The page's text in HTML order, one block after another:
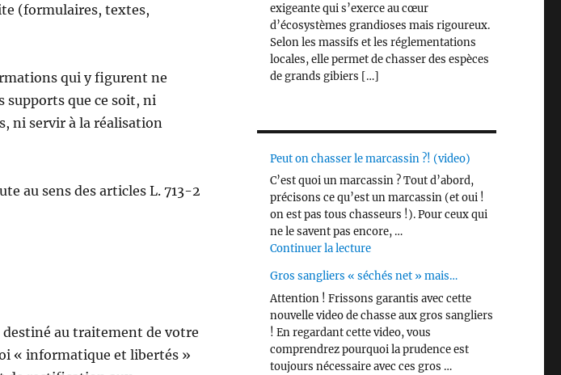
(formulaires, textes,
qui y figurent ne
supports que ce soit, ni
ni servir à la réalisation
au sens des articles L. 713-2
au traitement de votre
« informatique et libertés »
exigeante qui s’exerce au cœur
d’écosystèmes grandioses mais rigoureux.
Selon les massifs et les réglementations
locales, elle permet de chasser des espèces
de grands gibiers […]
Peut on chasser le marcassin ?! (video)
C’est quoi un marcassin ? Tout d’abord,
précisons ce qu’est un marcassin (et oui !
on est pas tous chasseurs !). Pour ceux qui
ne le savent pas encore, …
Continuer la lecturede « Peut on chasser le marcassin ?!
Gros sangliers « séchés net » mais…
Attention ! Frissons garantis avec cette
nouvelle video de chasse aux gros sangliers
! En regardant cette video, vous
comprendrez pourquoi la prudence est
toujours nécessaire avec ces gros …